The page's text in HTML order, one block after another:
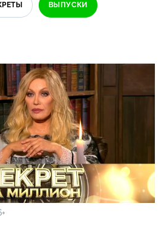
ВЫПУСКИ